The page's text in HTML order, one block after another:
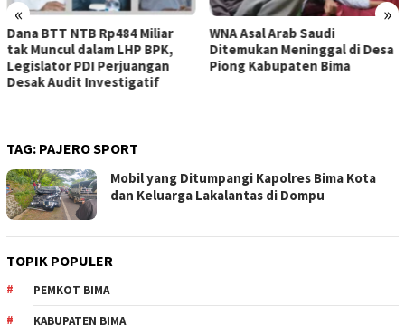
« »
WNA Asal Arab Saudi
Ditemukan Meninggal di Desa
Piong Kabupaten Bima
Sejumlah Pekerja Dapur MBG
di Kabupaten Bima Dilaporkan
Positif Hepatitis, Puskesmas
TAG: PAJERO SPORT
Mobil yang Ditumpangi Kapolres Bima Kota
dan Keluarga Lakalantas di Dompu
TOPIK POPULER
PEMKOT BIMA
KABUPATEN BIMA